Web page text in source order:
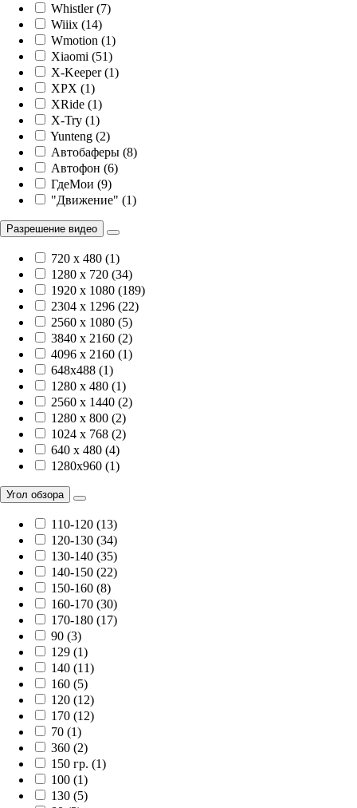
Whistler (7)
Wiiix (14)
Wmotion (1)
Xiaomi (51)
X-Keeper (1)
XPX (1)
XRide (1)
X-Try (1)
Yunteng (2)
Автобаферы (8)
Автофон (6)
ГдеМои (9)
"Движение" (1)
Разрешение видео
720 x 480 (1)
1280 x 720 (34)
1920 х 1080 (189)
2304 x 1296 (22)
2560 x 1080 (5)
3840 х 2160 (2)
4096 х 2160 (1)
648x488 (1)
1280 x 480 (1)
2560 x 1440 (2)
1280 x 800 (2)
1024 x 768 (2)
640 x 480 (4)
1280x960 (1)
Угол обзора
110-120 (13)
120-130 (34)
130-140 (35)
140-150 (22)
150-160 (8)
160-170 (30)
170-180 (17)
90 (3)
129 (1)
140 (11)
160 (5)
120 (12)
170 (12)
70 (1)
360 (2)
150 гр. (1)
100 (1)
130 (5)